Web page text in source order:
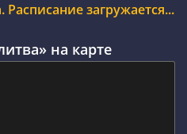
загружается...
на карте